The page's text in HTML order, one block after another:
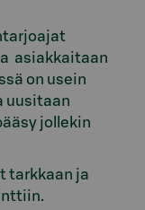
asiakkaitaan
on usein
uusitaan
jollekin
tarkkaan ja